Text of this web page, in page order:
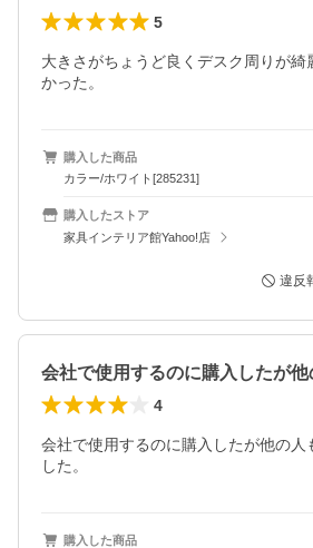
5
大きさがちょうど良くデスク周りが綺
かった。
購入した商品
カラー/ホワイト[285231]
購入したストア
家具インテリア館Yahoo!店
違反
4
会社で使用するのに購入したが他の人
した。
購入した商品